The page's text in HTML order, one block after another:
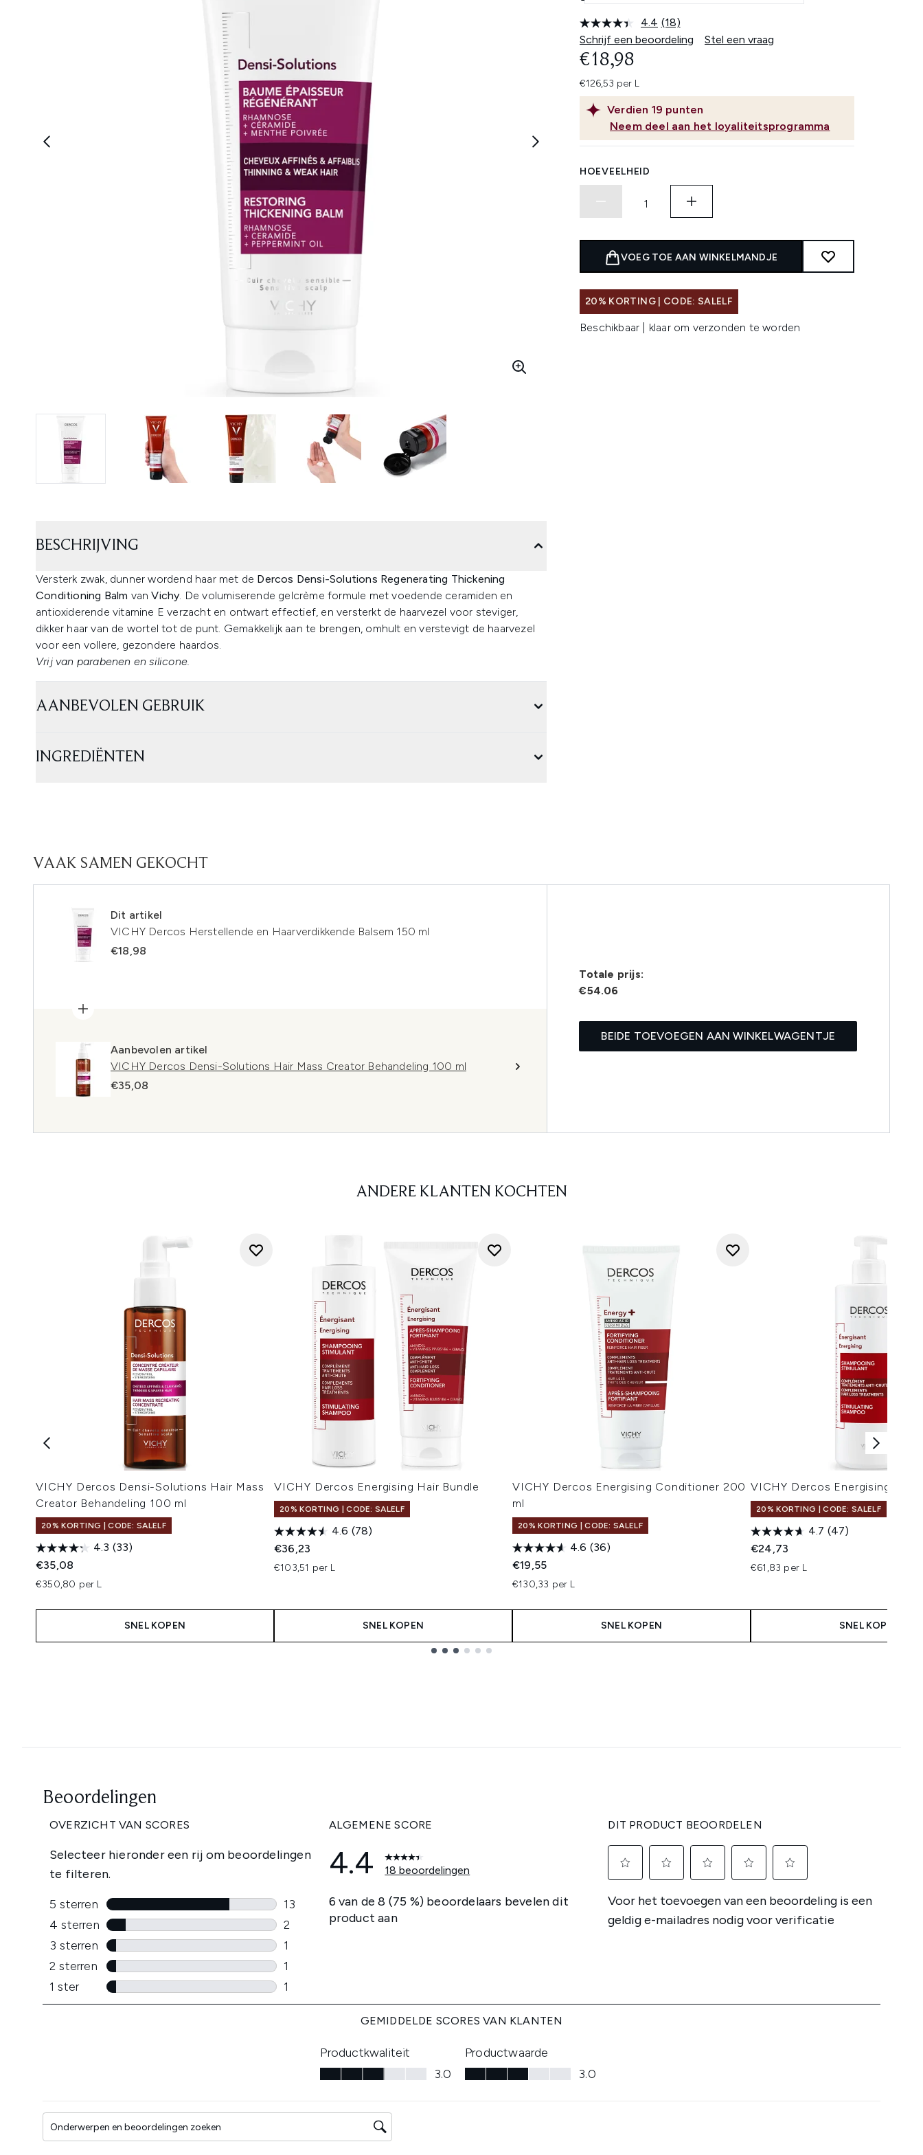
4.4 Lees
18
beoordelingen.
(18)
Schrijf een beoordeling
Stel een vraag
Verdien 19 punten
Neem deel aan het loyaliteitsprogramma
€18,98
€126,53 per L
HOEVEELHEID
VOEG TOE AAN WINKELMANDJE
20% KORTING | CODE: SALELF
Beschikbaar | klaar om verzonden te worden
BESCHRIJVING
Versterk zwak, dunner wordend haar met de Dercos Densi-Solutions Regenerating Thickening
Conditioning Balm vanVichy. De volumiserende gelcrème formule met voedende ceramiden en
antioxiderende vitamine E verzacht en ontwart effectief, en versterkt de haarvezel voor steviger,
dikker haar van de wortel tot de punt. Gemakkelijk aan te brengen, omhult en verstevigt de haarvezel
voor een vollere, gezondere haardos.
Vrij van parabenen en silicone.
AANBEVOLEN GEBRUIK
INGREDIËNTEN
VAAK SAMEN GEKOCHT
Dit artikel
VICHY Dercos Herstellende en Haarverdikkende Balsem 150 ml
€18,98
Aanbevolen artikel
VICHY Dercos Densi-Solutions Hair Mass Creator Behandeling 100 ml
€35,08
Totale prijs:
€54.06
BEIDE TOEVOEGEN AAN WINKELWAGENTJE
ANDERE KLANTEN KOCHTEN
VICHY Dercos Densi-Solutions Hair Mass
Creator Behandeling 100 ml
20% KORTING | CODE: SALELF
4.3 (33)
€35,08
€350,80 per L
SNEL KOPEN
VICHY Dercos Energising Hair Bundle
20% KORTING | CODE: SALELF
4.6 (78)
€36,23
€103,51 per L
SNEL KOPEN
VICHY Dercos Energising Conditioner 200
ml
20% KORTING | CODE: SALELF
4.6 (36)
€19,55
€130,33 per L
SNEL KOPEN
VICHY Dercos Energising
20% KORTING | CODE: SALELF
4.7 (47)
€24,73
€61,83 per L
SNEL KOPEN